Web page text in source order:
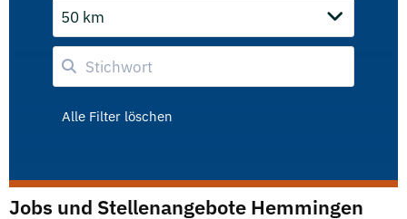
50 km
Alle Filter löschen
Jobs und Stellenangebote Hemmingen